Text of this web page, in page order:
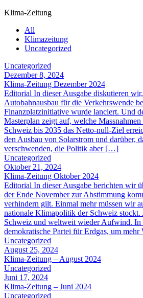
Klima-Zeitung
All
Klimazeitung
Uncategorized
Uncategorized
Dezember 8, 2024
Klima-Zeitung Dezember 2024
Editorial In dieser Ausgabe diskutieren
Autobahnausbau für die Verkehrswende
Finanzplatzinitiative wurde lanciert. Und
Masterplan zeigt auf, welche
Schweiz bis 2035 das Netto-null-Ziel
den Ausbau von Solarstrom und darüber,
verschwenden, die Politik aber […]
Uncategorized
Oktober 21, 2024
Klima-Zeitung Oktober 2024
Editorial In dieser Ausgabe berichten wir
der Ende November zur Abstimmung
verhindern gilt. Einmal mehr müssen wir
nationale Klimapolitik der Schweiz stockt.
Schweiz und weltweit wieder Aufwind.
demokratische Partei für Erdgas, um
Uncategorized
August 25, 2024
Klima-Zeitung – August 2024
Uncategorized
Juni 17, 2024
Klima-Zeitung – Juni 2024
Uncategorized